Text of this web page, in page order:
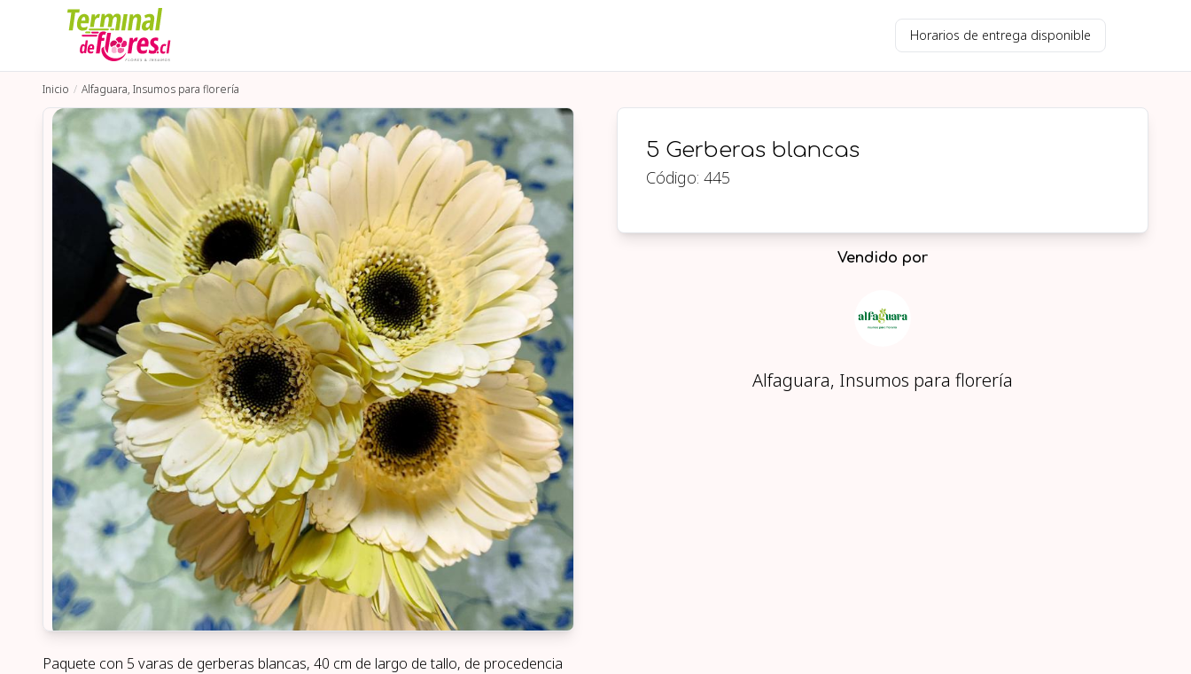
Horarios de entrega disponible
Inicio Alfaguara, Insumos para florería
Paquete con 5 varas de gerberas blancas, 40 cm de largo de tallo, de procedencia
5 Gerberas blancas
Código: 445
Vendido por
Alfaguara, Insumos para florería